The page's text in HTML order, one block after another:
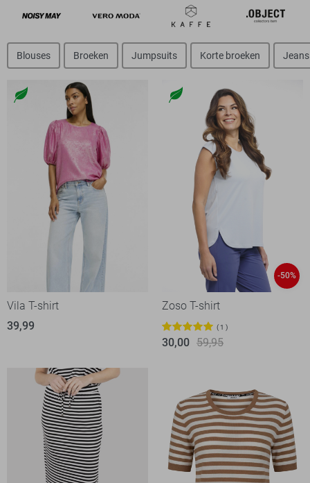
Blouses Broeken Jumpsuits Korte broeken Jeans
Vila T-shirt
39,99
-50%
Zoso T-shirt
1
30,00 59,95